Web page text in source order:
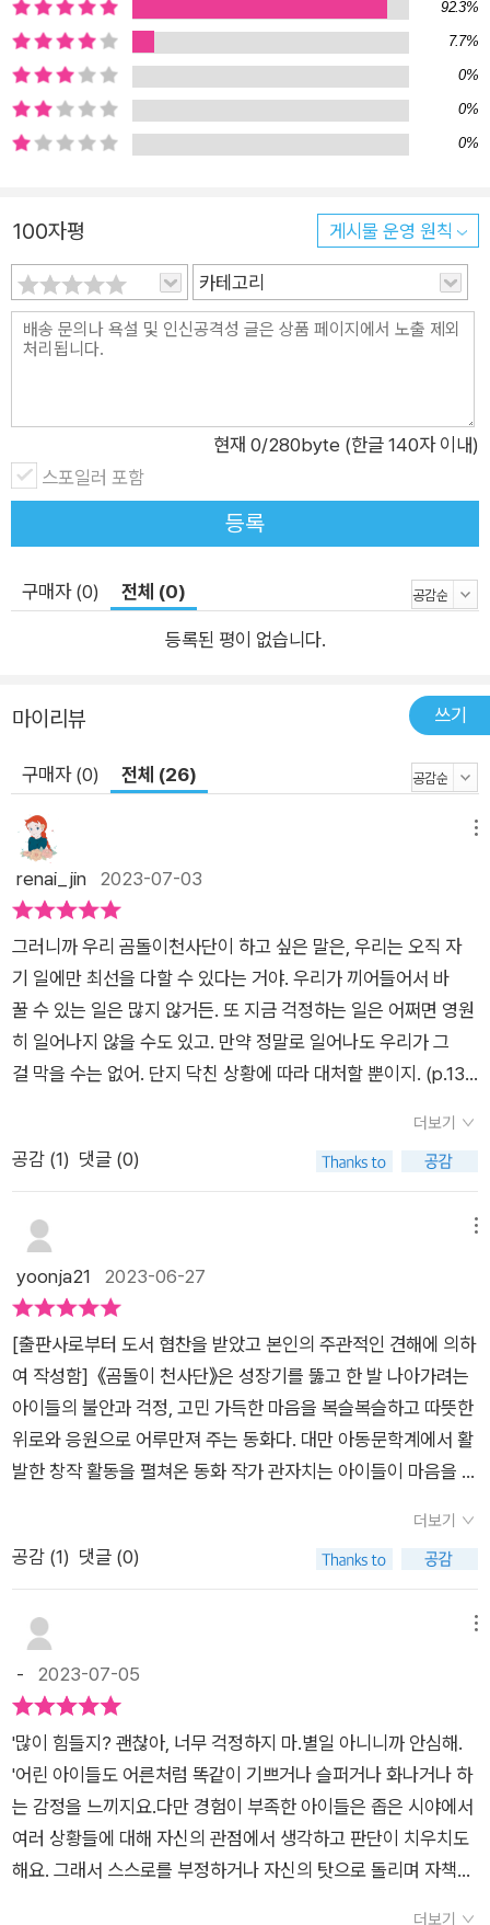
서 더욱 불안하고 두려울 수 있다. 이런 아이들에게 최고의 친구
가 되어 주는 곰돌이 천사단의 역할은 문제 상황 자체를 마법처럼
‘해결’해 주는 것이 아니라, 문제 상황에 대처하는 마음의 스트레
스를 아이들이 스스로 ‘해소’할 수 있게 돕는 일이다. 곰돌이 천사
단은 지금 벌어지고 있는 상황과 오지 않은 미래에 대해 걱정하고
영원히 일어나지 않을 수 있고, 만약 정말 일어나더라도 우리가
그걸 막을 수는 없어. 단지 닥친 상황에 따라 대처할 뿐이지.” 위
로받으면서 치유하고, 위로하면서 성장한다 독일 프랑크푸르트
도서전 최우수 동화상과 대만 금정상, 중화 아동 문학상 등을 수
상했고 대만 아동문학계에서 활발한 창작 활동을 펼치면서 대만
심리를 아이들의 시선에서 따뜻하고 서정적인 감성을 담아 풀어
낸다. 곰 인형의 모습을 한 토닥곰, 투덜곰, 땡땡곰과 꼬마 선녀
샤오탕으로 구성된 곰돌이 천사단은 고민 가득한 아이를 품에 안
아 토닥여 주고, 각종 불만이나 하소연을 끈기 있게 들어 주며, 때
로는 분노와 스트레스를 풀 수 있도록 마음의 샌드백 역할을 하기
도 한다. 이로써 아이들은 오랫동안 괴롭게 끌어안고 지냈던 죄책
감과 자책을 털어 내고, 내면에 드리웠던 수심의 그늘을 걷어내는
무게에 자신들처럼 고민하고 힘들어한다는 사실에 마음 아파하
할 일이 생기지 않는다면 가장 좋겠지만 우리는 그것이 불가능하
다는 것을 안다. 일어나는 세상의 일들은 우리가 어찌할 수 없는
일들이 대부분이지만, 그 일에 대처하는 태도와 마음은 우리가 선
택할 수 있는 몫이다. 한창 자라나는 나무에 가지가 웃자라고 상
처 입어 생긴 옹이가 훗날 그 나무를 땅에 더 굳세게 뿌리내리게
키운다면 아이들은 걱정과 고민조차도 딛고 일어서 한 뼘 더 성장
할 수 있을 것이다. 이 책을 읽는 이들 모두가 ‘곰돌이 천사단’이
되어 아이들의 이야기를 귀 기울여 들어 주고 진지하게 응답함으
로써 어린이들이 걱정과 고민에 주저앉지 않고 자신의 세상을 건
강하게 만들어 갈 수 있게 되기를 희망한다.
92.3%
7.7%
0%
0%
0%
100자평 게시물 운영 원칙
카테고리
현재 0/280byte (한글 140자 이내)
스포일러 포함
등록
구매자 (0) 전체 (0)
등록된 평이 없습니다.
마이리뷰 쓰기
구매자 (0) 전체 (26)
renai_jin 2023-07-03
그러니까 우리 곰돌이천사단이 하고 싶은 말은, 우리는 오직 자
기 일에만 최선을 다할 수 있다는 거야. 우리가 끼어들어서 바
꿀 수 있는 일은 많지 않거든. 또 지금 걱정하는 일은 어쩌면 영원
히 일어나지 않을 수도 있고. 만약 정말로 일어나도 우리가 그
걸 막을 수는 없어. 단지 닥친 상황에 따라 대처할 뿐이지. (p.13
고본을 선택할 때 고려하는 사항이 몇 가지 있다. 첫 번째, 스토리
가 극적일 것. 그래야 아이가 지겹지 않게 읽을 수 있을 것 같
다고 생각했다. 두 번째는 일러스트가 예쁘거나 웃긴 것. 이것 역
시 첫 번째와 비슷한 이유로 글씨 읽기 지겨울 때 눈이 쉴 수 있기
를 바라는 마음에서다. 마지막은 단락이 잘 구분된 책. 한꺼번
길 바랐다. 그런 마음에 딱 들어맞으면서도 찡한 감동을 선사했
던 『곰돌이 천사단』을 소개하고자 한다. 『곰돌이 천사단』은 대
만 문학가의 작품으로 엄마를 잃고, 순식간에 할머니 손에 크
게 된 아이가 우연한 기회에 다정한 상담 선생님을 만나게 되
며, 죄책감과 오해, 상실감을 이겨가는 과정을 담은 성장동화
다. 엄마의 죽음이 자신의 탓이라 여기는 아이가 마음을 치유해가
는 과정을 담았는데, 실제 가족의 죽음으로 상실감을 느끼는 아이
다. 이 책을 추천하는 가장 큰 이유는 요즘은 아이들도 심리적 상
실을 많이 겪을 뿐 아니라, 급격한 환경변화와 여러 사회문제
가 발생하고 있기에, 아이들의 마음을 꾸준히 들여다볼 필요가 있
다고 생각하기 때문. 실제 우리 아이도 『곰돌이 천사단』을 읽으
며 자신의 학교에도 토닥곰이 있으면 좋겠다고, 스트레스받
을 때 안아줄 사람이 학교에도 있으면 좋겠다고 하더라. 북멘토
의 가치 동화를 몇 권 읽었는데, 개인적으로는 이번 『곰돌이 천사
단』이 가장 따뜻하다는 생각이 들었다. 토닥곰, 투덜곰, 땡땡곰이
라 이름 붙여진 상담실 곰돌이 천사단은 어쩌면 우리 아이들에
더보기
공감 (1) 댓글 (0)
yoonja21 2023-06-27
​[출판사로부터 도서 협찬을 받았고 본인의 주관적인 견해에 의하
여 작성함] 《곰돌이 천사단》은 성장기를 뚫고 한 발 나아가려는
아이들의 불안과 걱정, 고민 가득한 마음을 복슬복슬하고 따뜻한
위로와 응원으로 어루만져 주는 동화다. 대만 아동문학계에서 활
발한 창작 활동을 펼쳐온 동화 작가 관자치는 아이들이 마음을 털
할 수 있는 ‘환상의 공간’이라는 설정을 통해 아이들이 겪는 여러
가지 문제 상황을 스스로 마주할 수 있게 돕고, 걱정과 고민을 해
돌이 천사단》을 읽으며 우리 모두 ‘곰돌이 천사단’이 되어 아이들
의 이야기를 귀 기울여 들어 주고 진지하게 응답함으로써 어린이
들이 자신의 세상을 건강하게 만들어 갈 수 있게 되기를 희망한
랑크푸르트 도서전 최우수 동화상, 대만 금정상,중화 아동문학상
을 수상한 대만의 대표 동화 작가 믿음이 더하고,관자치가 전하는
따뜻한 응원과 위로의 메시지가 매력적인 책입니다.책 표지부터
마음을 따스하게 하는 책이에요.아이들은 물론 가슴속에 동심을
품고 살아가는 어른들까지살면서 겪는 모두의 고민을 이해하고
마음을 치유하는 동화라고 합니다.“걱정하지 마, 별일 아니니까.
더보기
공감 (1) 댓글 (0)
- 2023-07-05
'많이 힘들지? 괜찮아, 너무 걱정하지 마.별일 아니니까 안심해.
'어린 아이들도 어른처럼 똑같이 기쁘거나 슬퍼거나 화나거나 하
는 감정을 느끼지요.다만 경험이 부족한 아이들은 좁은 시야에서
여러 상황들에 대해 자신의 관점에서 생각하고 판단이 치우치도
해요. 그래서 스스로를 부정하거나 자신의 탓으로 돌리며 자책하
더보기